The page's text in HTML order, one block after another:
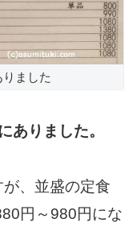
ました
ありました。
が、並盛の定食
円～980円にな